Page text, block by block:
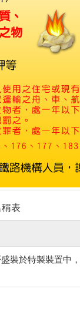
表
裝於特製裝置中